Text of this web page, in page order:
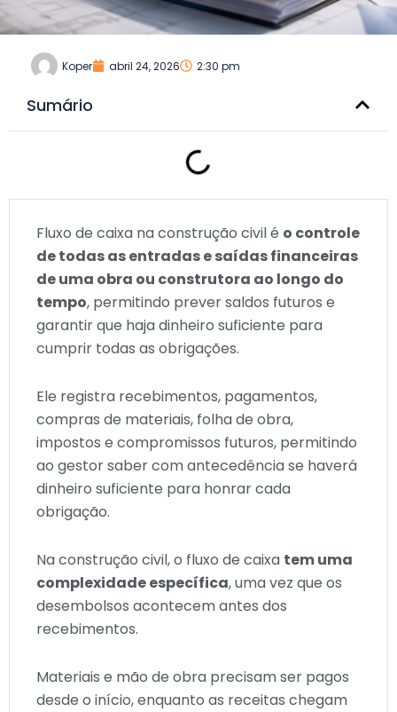
Koper abril 24, 2026 2:30 pm
Sumário
Fluxo de caixa na construção civil é o controle
de todas as entradas e saídas financeiras
de uma obra ou construtora ao longo do
tempo, permitindo prever saldos futuros e
garantir que haja dinheiro suficiente para
cumprir todas as obrigações.
Ele registra recebimentos, pagamentos,
compras de materiais, folha de obra,
impostos e compromissos futuros, permitindo
ao gestor saber com antecedência se haverá
dinheiro suficiente para honrar cada
obrigação.
Na construção civil, o fluxo de caixa tem uma
complexidade específica, uma vez que os
desembolsos acontecem antes dos
recebimentos.
Materiais e mão de obra precisam ser pagos
desde o início, enquanto as receitas chegam